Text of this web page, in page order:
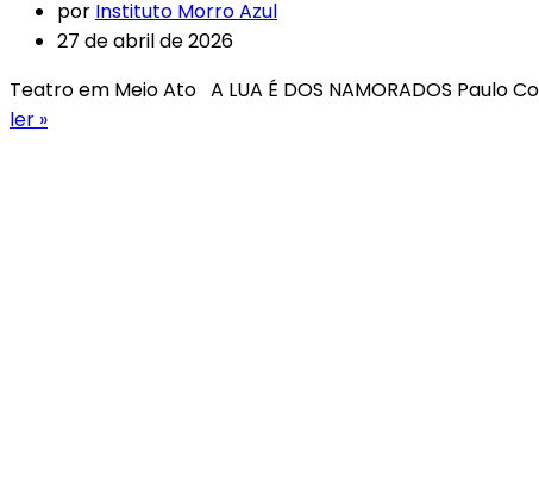
por Instituto Morro Azul
27 de abril de 2026
Teatro em Meio Ato A LUA É DOS NAMORADOS
ler »